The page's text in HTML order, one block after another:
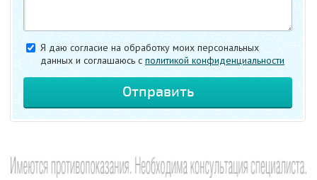
Я даю согласие на обработку моих персональных
данных и соглашаюсь c политикой конфиденциальности